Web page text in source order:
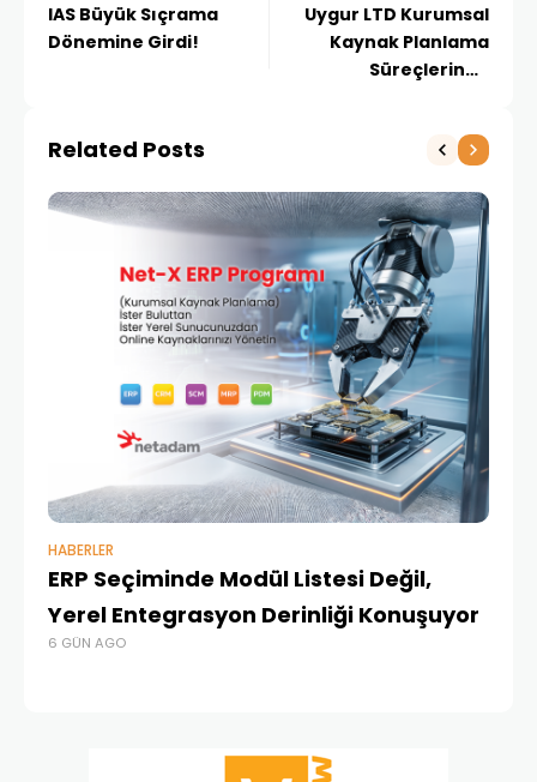
IAS Büyük Sıçrama
Dönemine Girdi!
Uygur LTD Kurumsal
Kaynak Planlama
Süreçlerinde
Related Posts
HABERLER
ERP Seçiminde Modül Listesi Değil,
Yerel Entegrasyon Derinliği Konuşuyor
6 GÜN AGO